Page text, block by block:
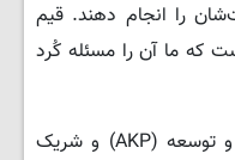
را انجام دهند. قیم
که ما آن را مسئله کُرد
او خاطرنشان کرد که حزب عدالت و توسعه (AKP) و شریک